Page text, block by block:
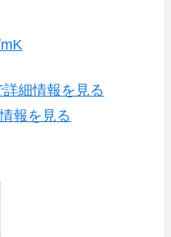
細情報を見る
報を見る